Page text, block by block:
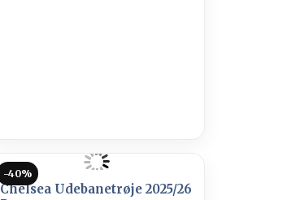
-40%
Chelsea Udebanetrøje 2025/26